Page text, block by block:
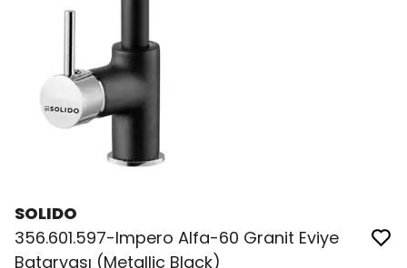
SOLIDO
356.601.597-Impero Alfa-60 Granit Eviye
Bataryası (Metallic Black)